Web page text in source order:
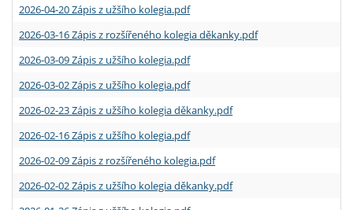
2026-04-20 Zápis z užšího kolegia.pdf
2026-03-16 Zápis z rozšířeného kolegia děkanky.pdf
2026-03-09 Zápis z užšího kolegia.pdf
2026-03-02 Zápis z užšího kolegia.pdf
2026-02-23 Zápis z užšího kolegia děkanky.pdf
2026-02-16 Zápis z užšího kolegia.pdf
2026-02-09 Zápis z rozšířeného kolegia.pdf
2026-02-02 Zápis z užšího kolegia děkanky.pdf